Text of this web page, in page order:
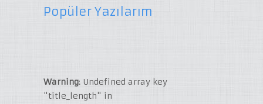
Popüler Yazılarım
Warning: Undefined array key
"title_length" in